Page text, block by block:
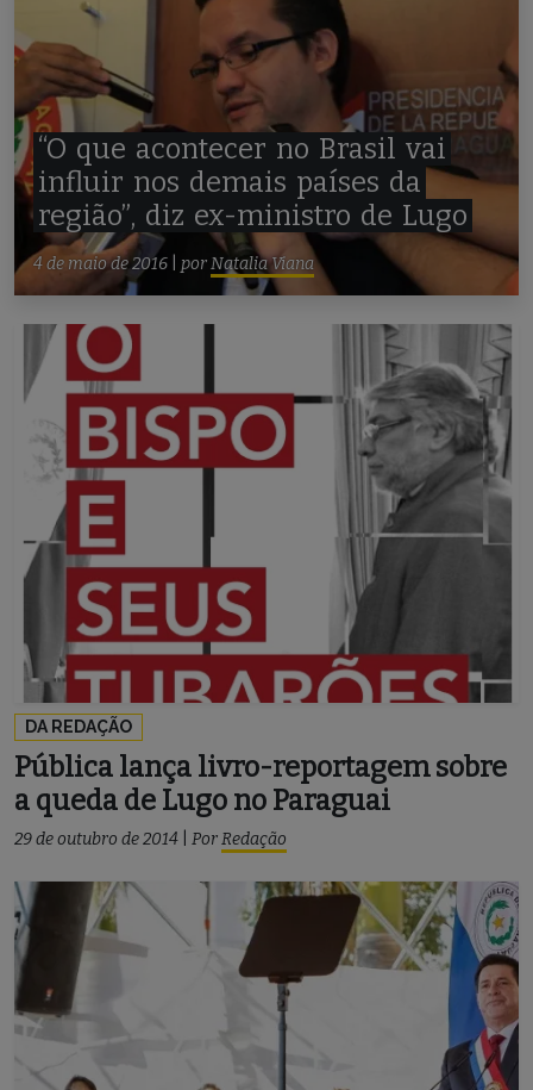
“O que acontecer no Brasil vai
influir nos demais países da
região”, diz ex-ministro de Lugo
4 de maio de 2016 porNatalia Viana
DA REDAÇÃO
Pública lança livro-reportagem sobre
a queda de Lugo no Paraguai
29 de outubro de 2014 PorRedação